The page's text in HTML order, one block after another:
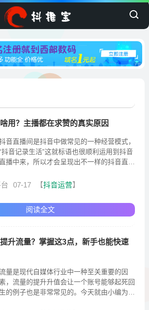
用？主播都在求赞的真实原因
音直播间是抖音中做常见的一种经营模式，
抖音记录生活”这就标语也很顺利运用到抖音
直播中来，所以才会呈现出不一样的抖音直播
07-17 【抖音运营】
阅读全文
升流量？掌握这3点，新手也能快速
流量是现代自媒体行业中一种至关重要的因
，流量的提升升值会让一个账号能够起死回
生的例子也是非常常见的。今天就由小编为大